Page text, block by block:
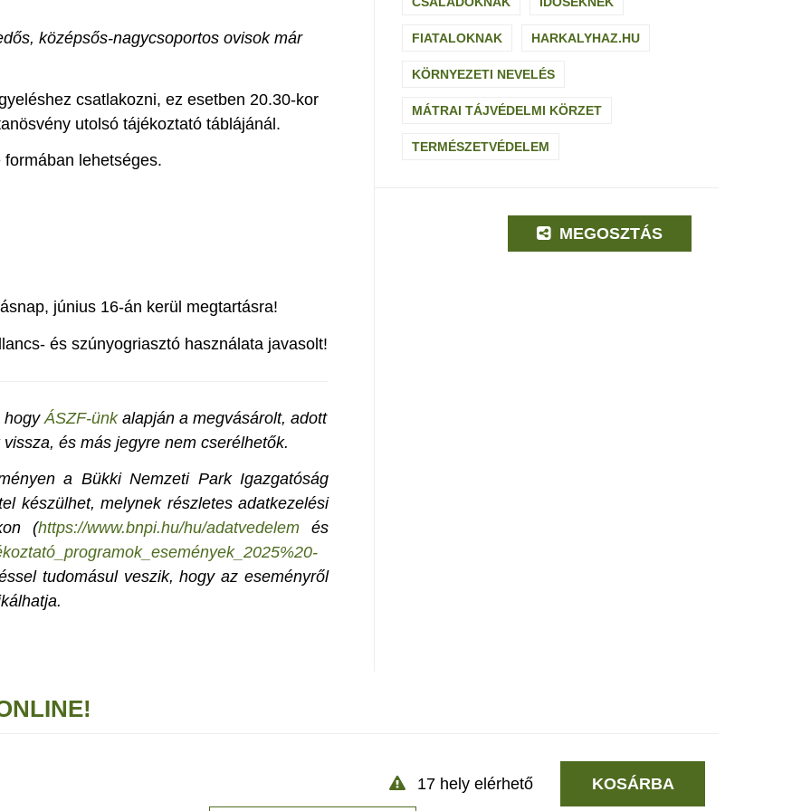
középsős-nagycsoportos ovisok már
csatlakozni, ez esetben 20.30-kor
utolsó tájékoztató táblájánál.
lehetséges.
június 16-án kerül megtartásra!
és szúnyogriasztó használata javasolt!
hogy ÁSZF-ünkalapján a megvásárolt, adott
és más jegyre nem cserélhetők.
a Bükki Nemzeti Park Igazgatóság
készülhet, melynek részletes adatkezelési
(https://www.bnpi.hu/hu/adatvedelemés
tudomásul veszik, hogy az eseményről
FIATALOKNAK HARKALYHAZ.HU
KÖRNYEZETI NEVELÉS
MÁTRAI TÁJVÉDELMI KÖRZET
TERMÉSZETVÉDELEM
MEGOSZTÁS
17 hely elérhető
KOSÁRBA